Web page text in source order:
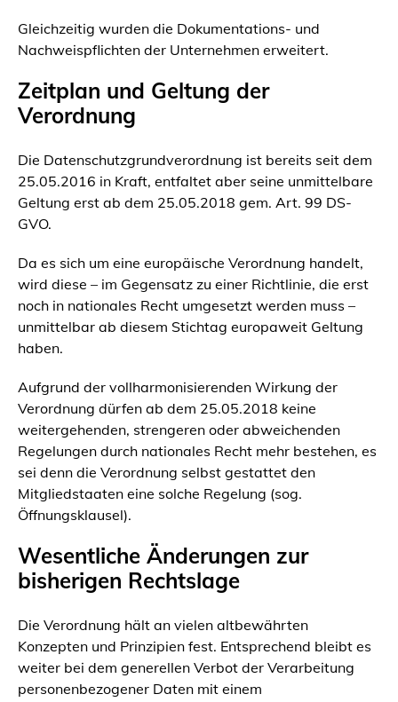
Gleichzeitig wurden die Dokumentations- und
Nachweispflichten der Unternehmen erweitert.
Zeitplan und Geltung der
Verordnung
Die Datenschutzgrundverordnung ist bereits seit dem
25.05.2016 in Kraft, entfaltet aber seine unmittelbare
Geltung erst ab dem 25.05.2018 gem. Art. 99 DS-
GVO.
Da es sich um eine europäische Verordnung handelt,
wird diese – im Gegensatz zu einer Richtlinie, die erst
noch in nationales Recht umgesetzt werden muss –
unmittelbar ab diesem Stichtag europaweit Geltung
haben.
Aufgrund der vollharmonisierenden Wirkung der
Verordnung dürfen ab dem 25.05.2018 keine
weitergehenden, strengeren oder abweichenden
Regelungen durch nationales Recht mehr bestehen, es
sei denn die Verordnung selbst gestattet den
Mitgliedstaaten eine solche Regelung (sog.
Öffnungsklausel).
Wesentliche Änderungen zur
bisherigen Rechtslage
Die Verordnung hält an vielen altbewährten
Konzepten und Prinzipien fest. Entsprechend bleibt es
weiter bei dem generellen Verbot der Verarbeitung
personenbezogener Daten mit einem